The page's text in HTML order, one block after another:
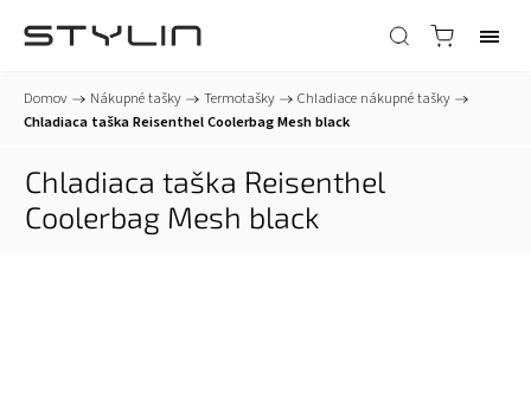
Domov / Nákupné tašky / Termotašky / Chladiace nákupné tašky /
Chladiaca taška Reisenthel Coolerbag Mesh black
Chladiaca taška Reisenthel
Coolerbag Mesh black